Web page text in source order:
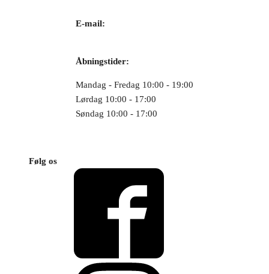
E-mail:
Åbningstider:
Mandag - Fredag 10:00 - 19:00
Lørdag 10:00 - 17:00
Søndag 10:00 - 17:00
Følg os